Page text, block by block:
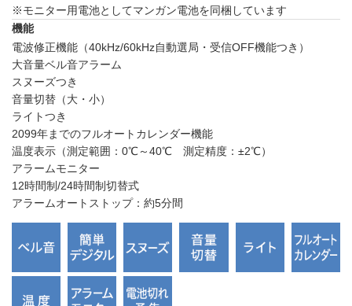
※モニター用電池としてマンガン電池を同梱しています
機能
電波修正機能（40kHz/60kHz自動選局・受信OFF機能つき）
大音量ベル音アラーム
スヌーズつき
音量切替（大・小）
ライトつき
2099年までのフルオートカレンダー機能
温度表示（測定範囲：0℃～40℃ 測定精度：±2℃）
アラームモニター
12時間制/24時間制切替式
アラームオートストップ：約5分間